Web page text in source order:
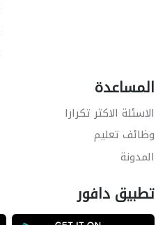
المساعدة
الاسئلة الاكثر تكرارا
وظائف تعليم
المدونة
تطبيق دافور